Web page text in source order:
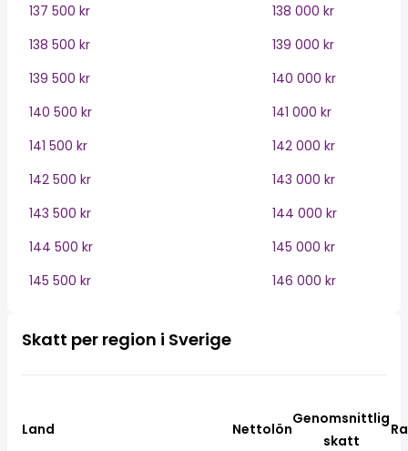
137 500 kr
138 000 kr
138 500 kr
139 000 kr
139 500 kr
140 000 kr
140 500 kr
141 000 kr
141 500 kr
142 000 kr
142 500 kr
143 000 kr
143 500 kr
144 000 kr
144 500 kr
145 000 kr
145 500 kr
146 000 kr
Skatt per region i Sverige
Land Nettolön
Genomsnittlig
skatt